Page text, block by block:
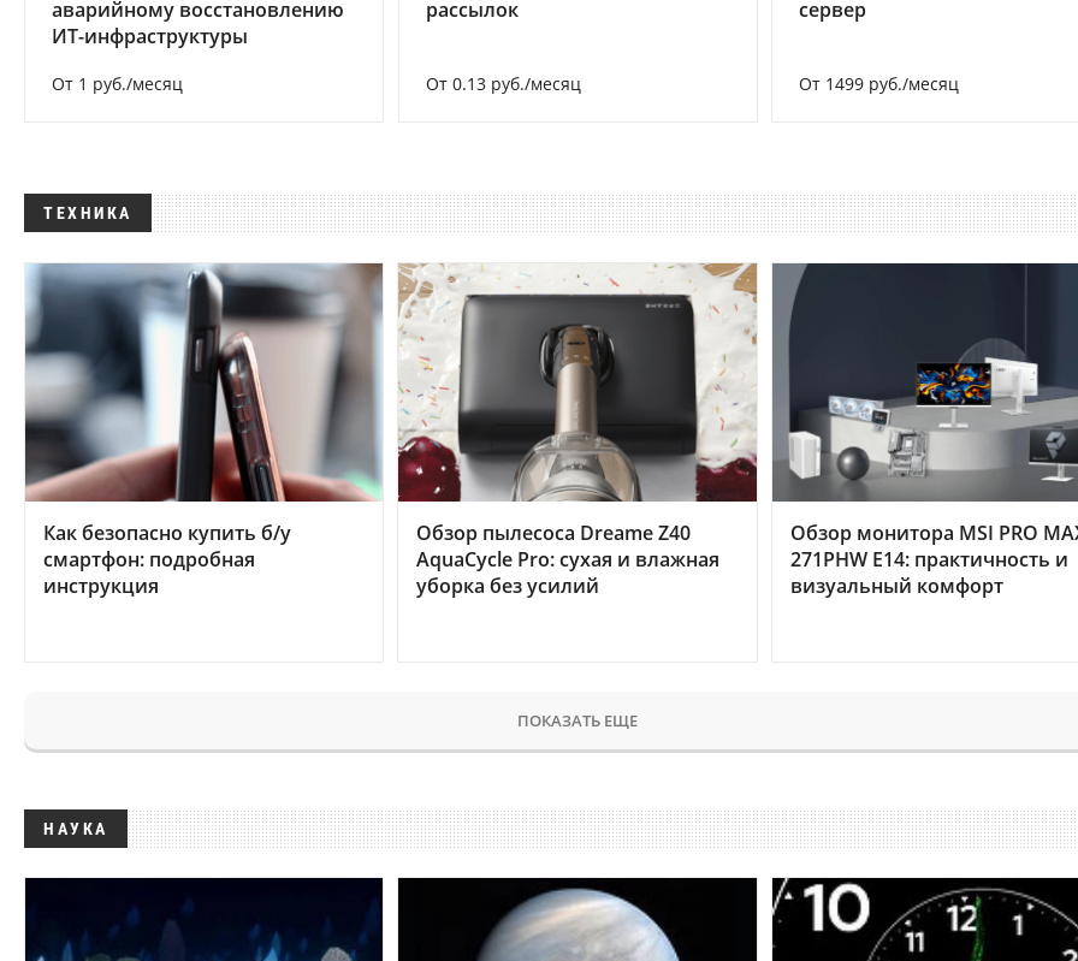
аварийному восстановлению
ИТ-инфраструктуры
От 1 руб./месяц
рассылок
От 0.13 руб./месяц
сервер
От 1499 руб./месяц
ТЕХНИКА
Как безопасно купить б/у
смартфон: подробная
инструкция
Обзор пылесоса Dreame Z40
AquaCycle Pro: сухая и влажная
уборка без усилий
Обзор монитора MSI PRO
271PHW E14: практичность и
визуальный комфорт
ПОКАЗАТЬ ЕЩЕ
НАУКА